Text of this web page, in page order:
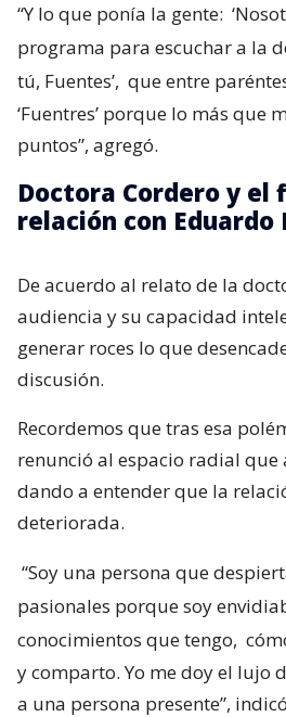
“Y lo que ponía la gente:
programa para escuchar a la
tú, Fuentes’, que entre
‘Fuentres’ porque lo más que
puntos”, agregó.
Doctora Cordero y el
relación con Eduardo
De acuerdo al relato de la
audiencia y su capacidad
generar roces lo que
discusión.
Recordemos que tras esa
renunció al espacio radial
dando a entender que la
deteriorada.
“Soy una persona que
pasionales porque soy
conocimientos que tengo,
y comparto. Yo me doy el lujo
a una persona presente”,